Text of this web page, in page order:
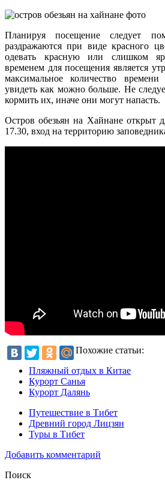
Планируя посещение следует
раздражаются при виде красного
одевать красную или слишком
временем для посещения является
максимальное количество
увидеть как можно больше. Не
кормить их, иначе они могут напасть.
Остров обезьян на Хайнане открыт
17.30, вход на территорию
Похожие статьи:
Пляжный отдых в Китае
Курорт Санья
Курорт Далянь
Путешествие в Тибет
Древний город Лицзян
Туры в Тибет
Добавить комментарий
Поиск